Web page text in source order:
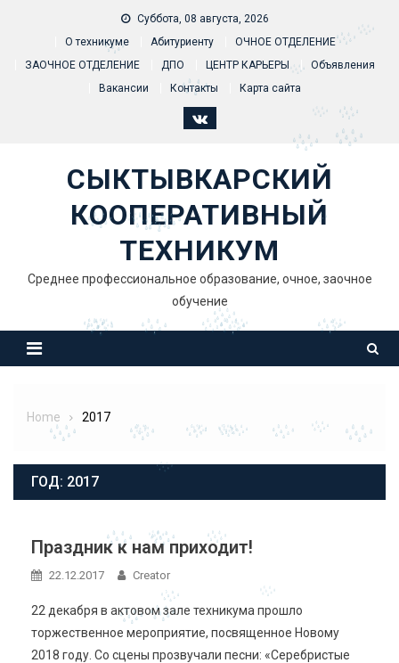
Суббота, 08 августа, 2026
О техникуме
Абитуриенту
ОЧНОЕ ОТДЕЛЕНИЕ
ЗАОЧНОЕ ОТДЕЛЕНИЕ
ДПО ЦЕНТР КАРЬЕРЫ
Объявления
Вакансии
Контакты Карта сайта
СЫКТЫВКАРСКИЙ
КООПЕРАТИВНЫЙ
ТЕХНИКУМ
Среднее профессиональное образование, очное, заочное
обучение
Home 2017
ГОД: 2017
Праздник к нам приходит!
22.12.2017 Creator
22 декабря в актовом зале техникума прошло
торжественное мероприятие, посвященное Новому
2018 году. Со сцены прозвучали песни: «Серебристые